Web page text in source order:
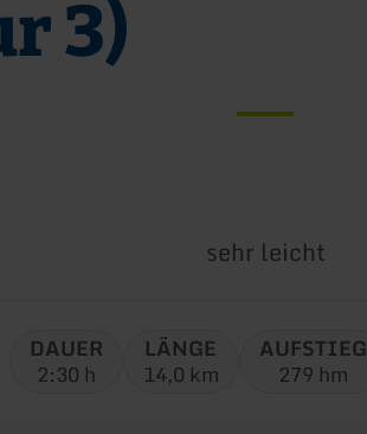
3)
Schwierigkeit:
sehr leicht
DAUER
2:30 h
LÄNGE
14,0 km
AUFSTIEG
279 hm